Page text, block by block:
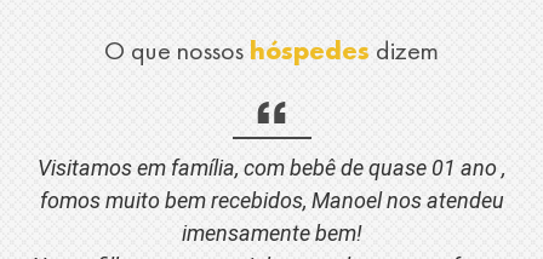
O que nossos hóspedes dizem
Visitamos em família, com bebê de quase 01 ano ,
fomos muito bem recebidos, Manoel nos atendeu
imensamente bem!